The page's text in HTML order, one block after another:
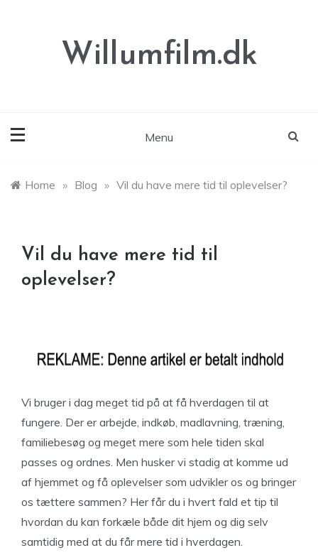
Willumfilm.dk
Menu
Home » Blog » Vil du have mere tid til oplevelser?
Vil du have mere tid til
oplevelser?
Vi bruger i dag meget tid på at få hverdagen til at
fungere. Der er arbejde, indkøb, madlavning, træning,
familiebesøg og meget mere som hele tiden skal
passes og ordnes. Men husker vi stadig at komme ud
af hjemmet og få oplevelser som udvikler os og bringer
os tættere sammen? Her får du i hvert fald et tip til
hvordan du kan forkæle både dit hjem og dig selv
samtidig med at du får mere tid i hverdagen.